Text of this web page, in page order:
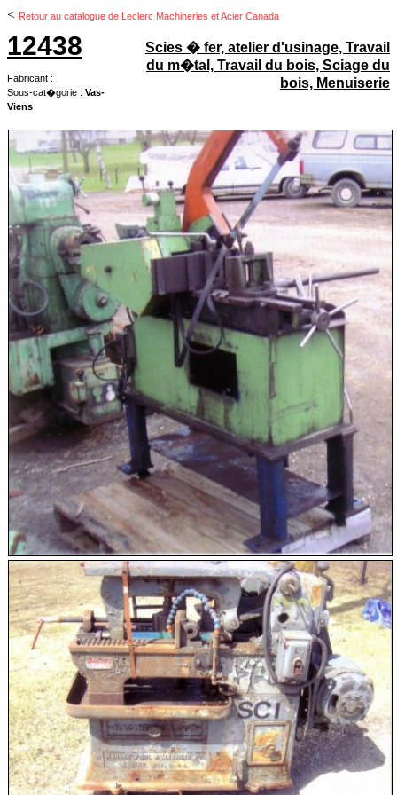
< Retour au catalogue de Leclerc Machineries et Acier Canada
12438
Fabricant :
Sous-cat�gorie : Vas-
Viens
Scies � fer, atelier d'usinage, Travail
du m�tal, Travail du bois, Sciage du
bois, Menuiserie